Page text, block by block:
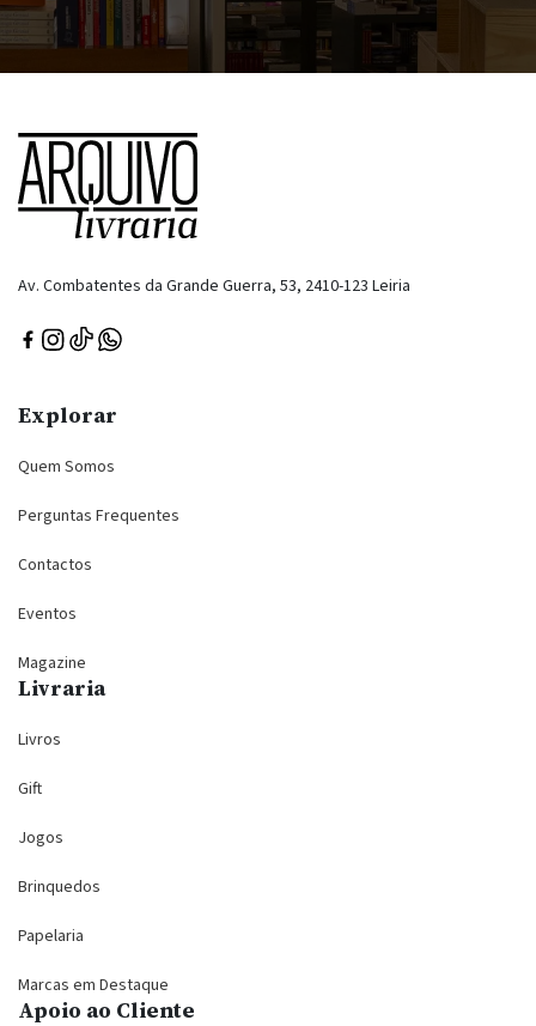
Av. Combatentes da Grande Guerra, 53, 2410-123 Leiria
Explorar
Quem Somos
Perguntas Frequentes
Contactos
Eventos
Magazine
Livraria
Livros
Gift
Jogos
Brinquedos
Papelaria
Marcas em Destaque
Apoio ao Cliente